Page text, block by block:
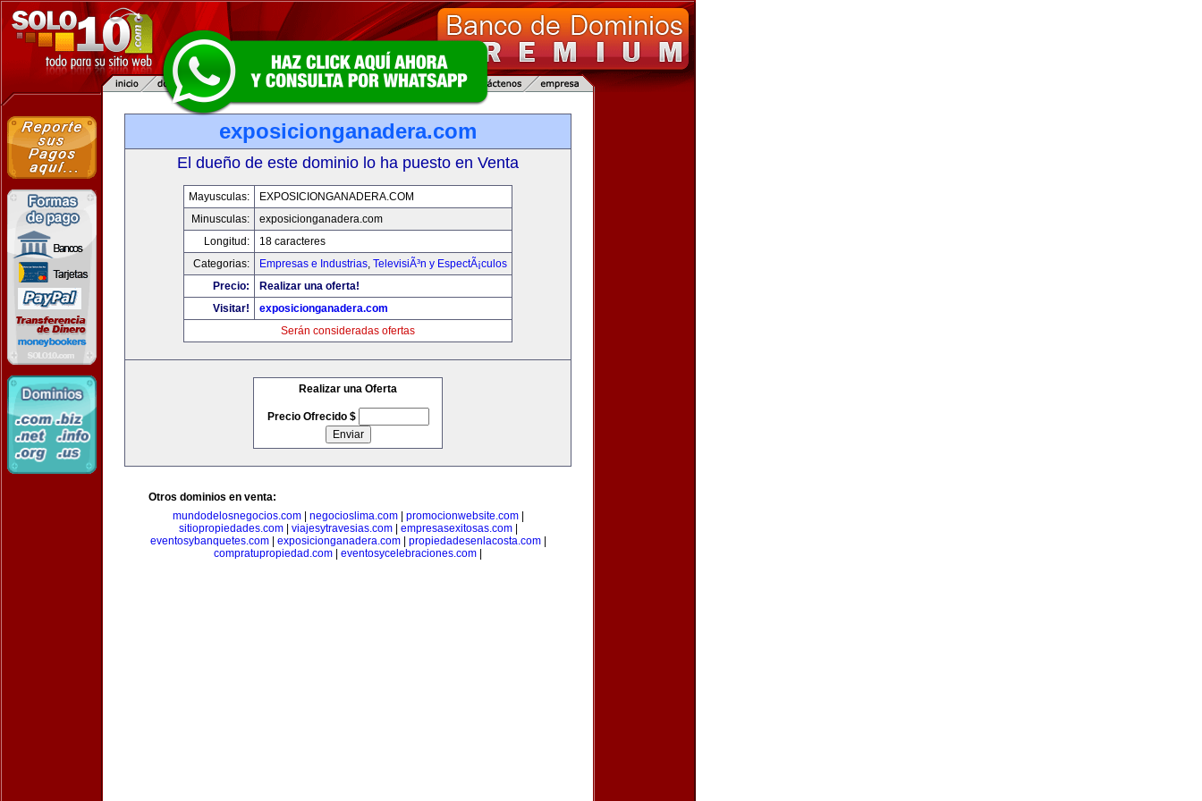
exposicionganadera.com
El dueño de este dominio lo ha puesto en Venta
Mayusculas:
EXPOSICIONGANADERA.COM
Minusculas:
exposicionganadera.com
Longitud:
18 caracteres
Categorias:
Empresas e Industrias, TelevisiÃ³n y EspectÃ¡culos
Precio:
Realizar una oferta!
Visitar!
exposicionganadera.com
Serán consideradas ofertas
Realizar una Oferta
Precio Ofrecido $
Otros dominios en venta:
mundodelosnegocios.com| negocioslima.com| promocionwebsite.com|
sitiopropiedades.com| viajesytravesias.com| empresasexitosas.com|
eventosybanquetes.com| exposicionganadera.com| propiedadesenlacosta.com|
compratupropiedad.com
eventosycelebraciones.com